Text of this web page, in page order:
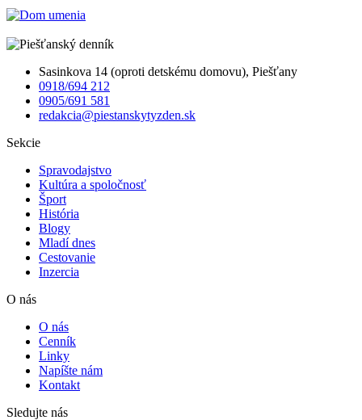
Sasinkova 14 (oproti detskému domovu), Piešťany
0918/694 212
0905/691 581
redakcia@piestanskytyzden.sk
Sekcie
Spravodajstvo
Kultúra a spoločnosť
Šport
História
Blogy
Mladí dnes
Cestovanie
Inzercia
O nás
O nás
Cenník
Linky
Napíšte nám
Kontakt
Sledujte nás